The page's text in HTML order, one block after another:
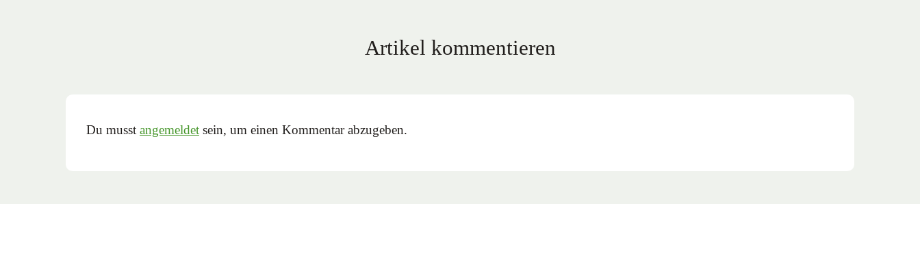
Artikel kommentieren
Du musst angemeldet sein, um einen Kommentar abzugeben.